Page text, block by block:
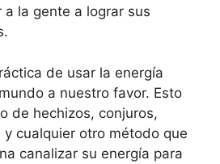
a la gente a lograr sus
de usar la energía
a nuestro favor. Esto
de hechizos, conjuros,
y cualquier otro método que
canalizar su energía para